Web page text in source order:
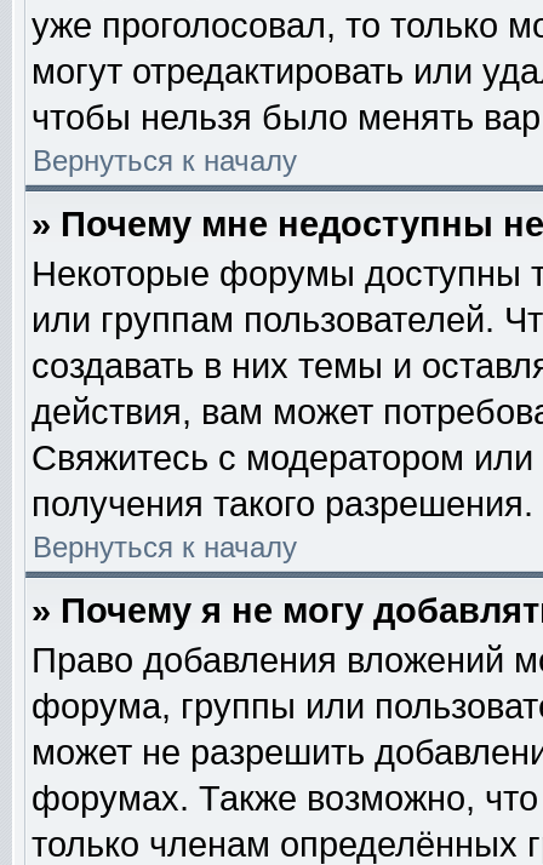
уже проголосовал, то только
могут отредактировать или
чтобы нельзя было менять
Вернуться к началу
» Почему мне недоступны
Некоторые форумы доступны
или группам пользователей.
создавать в них темы и
действия, вам может
Свяжитесь с модератором
получения такого разрешения.
Вернуться к началу
» Почему я не могу
Право добавления вложений
форума, группы или
может не разрешить
форумах. Также возможно,
только членам определённых